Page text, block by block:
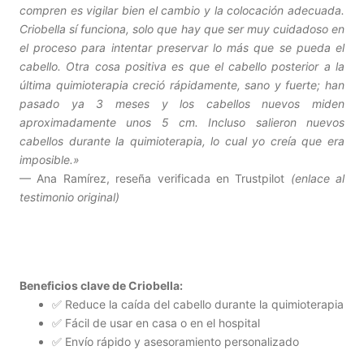
compren es vigilar bien el cambio y la colocación adecuada.
Criobella sí funciona, solo que hay que ser muy cuidadoso en
el proceso para intentar preservar lo más que se pueda el
cabello. Otra cosa positiva es que el cabello posterior a la
última quimioterapia creció rápidamente, sano y fuerte; han
pasado ya 3 meses y los cabellos nuevos miden
aproximadamente unos 5 cm. Incluso salieron nuevos
cabellos durante la quimioterapia, lo cual yo creía que era
imposible.»
— Ana Ramírez, reseña verificada en Trustpilot (enlace al
testimonio original)
Beneficios clave de Criobella:
✅ Reduce la caída del cabello durante la quimioterapia
✅ Fácil de usar en casa o en el hospital
✅ Envío rápido y asesoramiento personalizado